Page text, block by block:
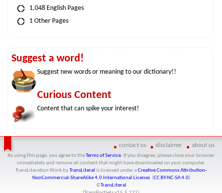
1,048 English Pages
1 Other Pages
Suggest a word!
Suggest new words or meaning to our dictionary!!
Curious Content
Content that can spike your interest!
contact us disclaimer about us
By using this page, you agree to the Terms of Service. If you disagree, please close your browser
immediately and remove all content that might have downloaded on your computer.
TransLiteration Workby TransLiteral is licensed under aCreative Commons Attribution-
NonCommercial-ShareAlike 4.0 International License. (CC BY-NC-SA 4.0)
©TransLiteral